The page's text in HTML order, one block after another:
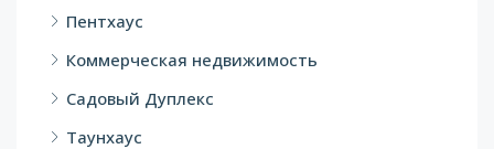
Пентхаус
Коммерческая недвижимость
Садовый Дуплекс
Таунхаус